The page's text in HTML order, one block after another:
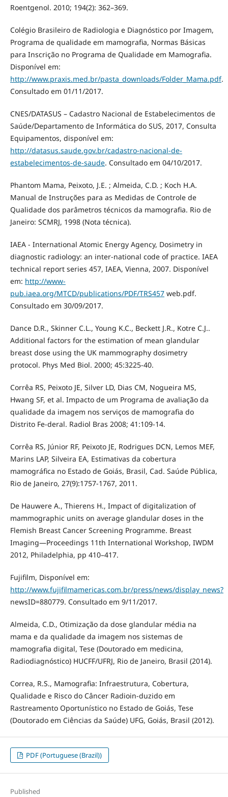
Roentgenol. 2010; 194(2): 362–369.
Colégio Brasileiro de Radiologia e Diagnóstico por Imagem,
Programa de qualidade em mamografia, Normas Básicas
para Inscrição no Programa de Qualidade em Mamografia.
Disponível em:
http://www.praxis.med.br/pasta_downloads/Folder_Mama.pdf.
Consultado em 01/11/2017.
CNES/DATASUS – Cadastro Nacional de Estabelecimentos de
Saúde/Departamento de Informática do SUS, 2017, Consulta
Equipamentos, disponível em:
http://datasus.saude.gov.br/cadastro-nacional-de-
estabelecimentos-de-saude. Consultado em 04/10/2017.
Phantom Mama, Peixoto, J.E. ; Almeida, C.D. ; Koch H.A.
Manual de Instruções para as Medidas de Controle de
Qualidade dos parâmetros técnicos da mamografia. Rio de
Janeiro: SCMRJ, 1998 (Nota técnica).
IAEA - International Atomic Energy Agency, Dosimetry in
diagnostic radiology: an inter-national code of practice. IAEA
technical report series 457, IAEA, Vienna, 2007. Disponível
em: http://www-
pub.iaea.org/MTCD/publications/PDF/TRS457web.pdf.
Consultado em 30/09/2017.
Dance D.R., Skinner C.L., Young K.C., Beckett J.R., Kotre C.J..
Additional factors for the estimation of mean glandular
breast dose using the UK mammography dosimetry
protocol. Phys Med Biol. 2000; 45:3225-40.
Corrêa RS, Peixoto JE, Silver LD, Dias CM, Nogueira MS,
Hwang SF, et al. Impacto de um Programa de avaliação da
qualidade da imagem nos serviços de mamografia do
Distrito Fe-deral. Radiol Bras 2008; 41:109-14.
Corrêa RS, Júnior RF, Peixoto JE, Rodrigues DCN, Lemos MEF,
Marins LAP, Silveira EA, Estimativas da cobertura
mamográfica no Estado de Goiás, Brasil, Cad. Saúde Pública,
Rio de Janeiro, 27(9):1757-1767, 2011.
De Hauwere A., Thierens H., Impact of digitalization of
mammographic units on average glandular doses in the
Flemish Breast Cancer Screening Programme. Breast
Imaging—Proceedings 11th International Workshop, IWDM
2012, Philadelphia, pp 410–417.
Fujifilm, Disponível em:
http://www.fujifilmamericas.com.br/press/news/display_news?
newsID=880779. Consultado em 9/11/2017.
Almeida, C.D., Otimização da dose glandular média na
mama e da qualidade da imagem nos sistemas de
mamografia digital, Tese (Doutorado em medicina,
Radiodiagnóstico) HUCFF/UFRJ, Rio de Janeiro, Brasil (2014).
Correa, R.S., Mamografia: Infraestrutura, Cobertura,
Qualidade e Risco do Câncer Radioin-duzido em
Rastreamento Oportunístico no Estado de Goiás, Tese
(Doutorado em Ciências da Saúde) UFG, Goiás, Brasil (2012).
PDF (Portuguese (Brazil))
Published